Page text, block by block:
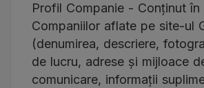
Profil Companie - Conținut în
Companiilor aflate pe site-ul
(denumirea, descriere,
de lucru, adrese și mijloace
comunicare, informații